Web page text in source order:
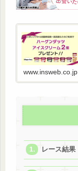
www.insweb.co.jp
レース結果